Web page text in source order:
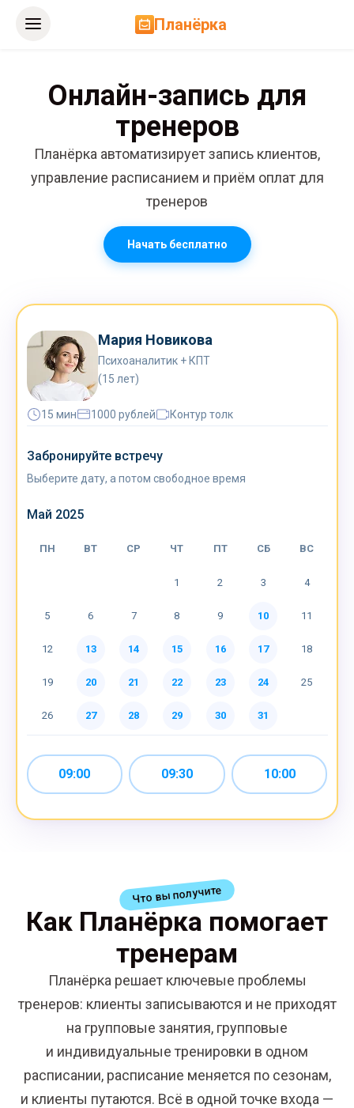
Планёрка
Онлайн-запись для
тренеров
Планёрка автоматизирует запись клиентов,
управление расписанием и приём оплат для
тренеров
Начать бесплатно
Мария Новикова
Психоаналитик + КПТ
(15 лет)
15 мин 1000 рублей Контур толк
Забронируйте встречу
Выберите дату, а потом свободное время
Май 2025
ПН ВТ СР ЧТ ПТ СБ ВС
1 2 3 4
5 6 7 8 9 10 11
12 13 14 15 16 17 18
19 20 21 22 23 24 25
26 27 28 29 30 31
09:00 09:30 10:00
15 мин
₽ — оплата перед встречей
Перед встречей устройтесь в
тихом месте,
сосредоточиться. За
15 минут мы познакомимся,
Скопировать Записаться ещё В календарь
Что вы получите
Как Планёрка помогает
тренерам
Планёрка решает ключевые проблемы
тренеров: клиенты записываются и не приходят
на групповые занятия, групповые
и индивидуальные тренировки в одном
расписании, расписание меняется по сезонам,
и клиенты путаются. Всё в одной точке входа —